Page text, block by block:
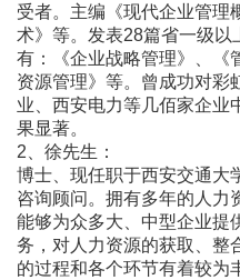
受者。主编《现代企业管理
术》等。发表28篇省一级以
有：《企业战略管理》、《
资源管理》等。曾成功对彩
业、西安电力等几佰家企业
果显著。
2、徐先生：
博士、现任职于西安交通大
咨询顾问。拥有多年的人力
能够为众多大、中型企业提
务，对人力资源的获取、整
的过程和各个环节有着较为